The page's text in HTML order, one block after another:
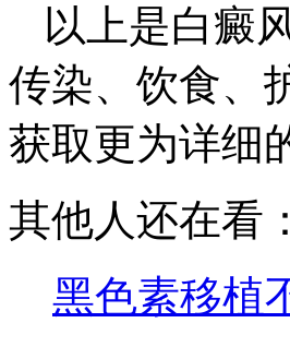
以上是白癜
传染、饮食、
获取更为详细
其他人还在看：
黑色素移植